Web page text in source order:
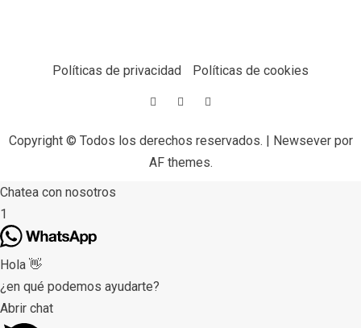
Políticas de privacidad Políticas de cookies
Copyright © Todos los derechos reservados. Newseverpor
AF themes.
Chatea con nosotros
1
Hola 👋
¿en qué podemos ayudarte?
Abrir chat